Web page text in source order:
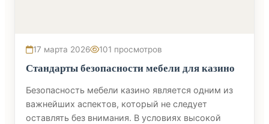
17 марта 2026 101 просмотров
Стандарты безопасности мебели для казино
Безопасность мебели казино является одним из
важнейших аспектов, который не следует
оставлять без внимания. В условиях высокой